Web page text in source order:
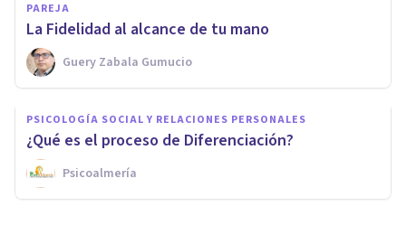
PAREJA
La Fidelidad al alcance de tu mano
Guery Zabala Gumucio
PSICOLOGÍA SOCIAL Y RELACIONES PERSONALES
¿Qué es el proceso de Diferenciación?
Psicoalmería